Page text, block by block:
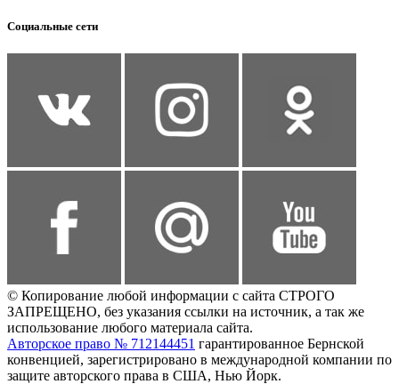
Социальные сети
© Копирование любой информации с сайта СТРОГО
ЗАПРЕЩЕНО, без указания ссылки на источник, а так же
использование любого материала сайта.
Авторское право № 712144451 гарантированное Бернской
конвенцией, зарегистрировано в международной компании по
защите авторского права в США, Нью Йорк.